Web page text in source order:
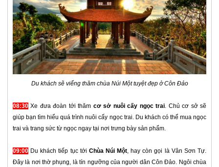
Du khách sẽ viếng thăm chùa Núi Một tuyệt đẹp ở Côn Đảo
08:30 Xe đưa đoàn tới thăm cơ sở nuôi cấy ngọc trai. Chủ cơ sở sẽ
giúp bạn tìm hiểu quá trình nuôi cấy ngọc trai. Du khách có thể mua ngọc
trai và trang sức từ ngọc ngay tại nơi trưng bày sản phẩm.
09:00 Du khách tiếp tục tới Chùa Núi Một, hay còn gọi là Vân Sơn Tự.
Đây là nơi thờ phụng, là tín ngưỡng của người dân Côn Đảo. Ngôi chùa